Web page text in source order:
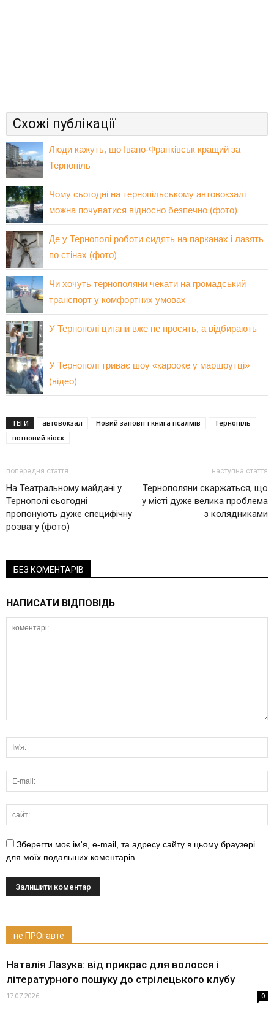
Схожі публікації
Люди кажуть, що Івано-Франківськ кращий за
Тернопіль
Чому сьогодні на тернопільському автовокзалі
можна почуватися відносно безпечно (фото)
Де у Тернополі роботи сидять на парканах і лазять
по стінах (фото)
Чи хочуть тернополяни чекати на громадський
транспорт у комфортних умовах
У Тернополі цигани вже не просять, а відбирають
У Тернополі триває шоу «карооке у маршрутці»
(відео)
ТЕГИ автовокзал Новий заповіт і книга псалмів
Тернопіль
тютновий кіоск
попередня стаття
На Театральному майдані у
Тернополі сьогодні
пропонують дуже специфічну
розвагу (фото)
наступна стаття
Тернополяни скаржаться, що
у місті дуже велика проблема
з колядниками
БЕЗ КОМЕНТАРІВ
НАПИСАТИ ВІДПОВІДЬ
Зберегти моє ім'я, e-mail, та адресу сайту в цьому браузері
для моїх подальших коментарів.
не ПРОгавте
Наталія Лазука: від прикрас для волосся і
літературного пошуку до стрілецького клубу
17.07.2026 0